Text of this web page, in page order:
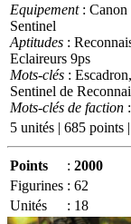
Equipement: Canon
Sentinel
Aptitudes :
Eclaireurs 9ps
Mots-clés :
Sentinel de
Mots-clés de faction
5 unités | 685 points
Points : 2000
Figurines : 62
Unités
: 18